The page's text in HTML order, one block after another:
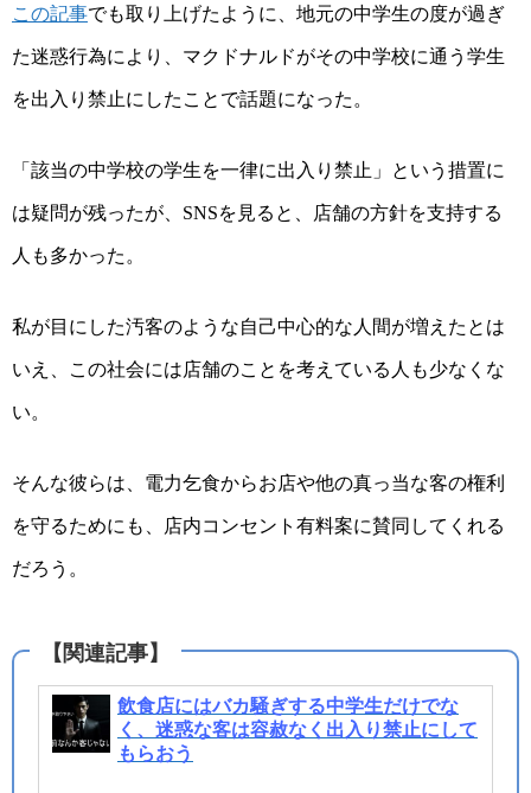
この記事でも取り上げたように、地元の中学生の度が過ぎ
た迷惑行為により、マクドナルドがその中学校に通う学生
を出入り禁止にしたことで話題になった。
「該当の中学校の学生を一律に出入り禁止」という措置に
は疑問が残ったが、
SNSを見ると、店舗の方針を支持する
人も多かった。
私が目にした汚客のような自己中心的な人間が増えたとは
いえ、この社会には店舗のことを考えている人も少なくな
い。
そんな彼らは、電力乞食からお店や他の真っ当な客の権利
を守るためにも、店内コンセント有料案に賛同してくれる
だろう。
飲食店にはバカ騒ぎする中学生だけでな
く、迷惑な客は容赦なく出入り禁止にして
もらおう